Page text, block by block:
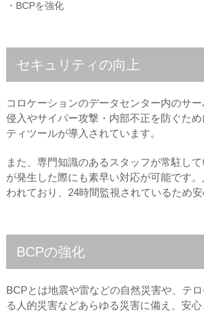
・BCPを強化
セキュリティの向上
コロケーションのデータセンター内のサ
侵入やサイバー攻撃・内部不正を防ぐた
ティツールが導入されています。
また、専門知識のあるスタッフが常駐し
が発生した際にも素早い対応が可能です
われており、24時間監視されているため安
BCPの強化
BCPとは地震や雷などの自然災害や、テ
る人的災害などあらゆる災害に備え、安